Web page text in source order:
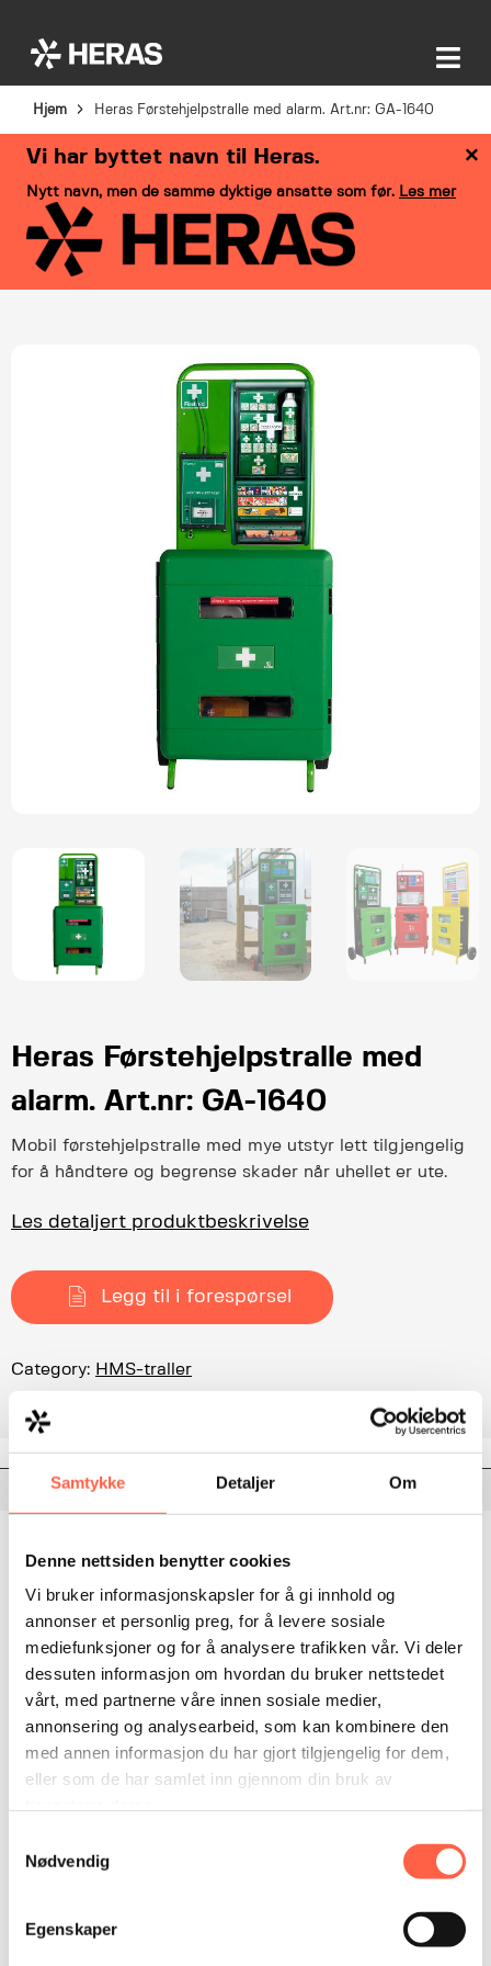
Samtykke Detaljer Om
Denne nettsiden benytter cookies
Vi bruker informasjonskapsler for å gi innhold og
annonser et personlig preg, for å levere sosiale
mediefunksjoner og for å analysere trafikken vår. Vi deler
dessuten informasjon om hvordan du bruker nettstedet
vårt, med partnerne våre innen sosiale medier,
annonsering og analysearbeid, som kan kombinere den
med annen informasjon du har gjort tilgjengelig for dem,
eller som de har samlet inn gjennom din bruk av
Nødvendig
Egenskaper
Hjem Heras Førstehjelpstralle med alarm. Art.nr: GA-1640
×
Vi har byttet navn til Heras.
Nytt navn, men de samme dyktige ansatte som før. Les mer
Heras Førstehjelpstralle med
alarm. Art.nr: GA-1640
Mobil førstehjelpstralle med mye utstyr lett tilgjengelig
for å håndtere og begrense skader når uhellet er ute.
Les detaljert produktbeskrivelse
Legg til i forespørsel
Category: HMS-traller
Description
byggeplassen, og et viktig supplement til annet HMS-
utstyr på byggeprosjektet. Med denne trallen er det
viktigste utstyret lett tilgjengelig for å begrense og
håndtere ulike typer skader. Trallen kan utstyres med
Cygnus alarm.
• Praktisk tralle med utstyr du trenger hvis det skjer
uhell ute på arbeidsplassen
• Utstyret er trygt forvart på en plass som er tilgjengelig
for alle
alarm (Cygnus trådløs brannvarslingspunkt)
kan de kobles i serie og også opp mot en hovedsentral.